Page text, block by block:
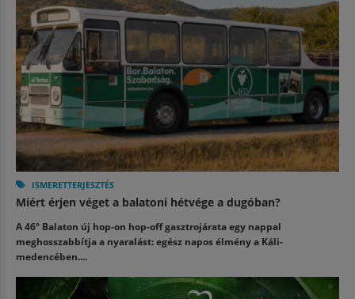
ISMERETTERJESZTÉS
Miért érjen véget a balatoni hétvége a dugóban?
A 46° Balaton új hop-on hop-off gasztrojárata egy nappal
meghosszabbítja a nyaralást: egész napos élmény a Káli-
medencében....